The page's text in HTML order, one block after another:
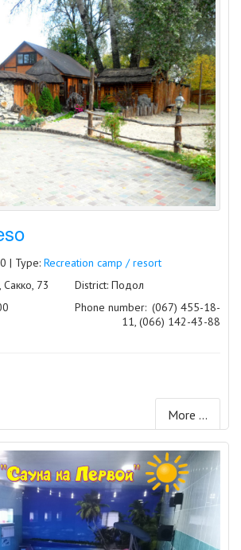
0 | Type: Recreation camp / resort
73
District: Подол
Phone number: (067) 455-18-
11, (066) 142-43-88
More ...